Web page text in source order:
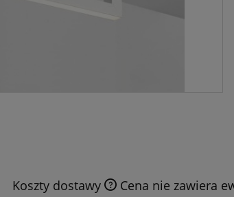
Koszty dostawy Cena nie zawiera